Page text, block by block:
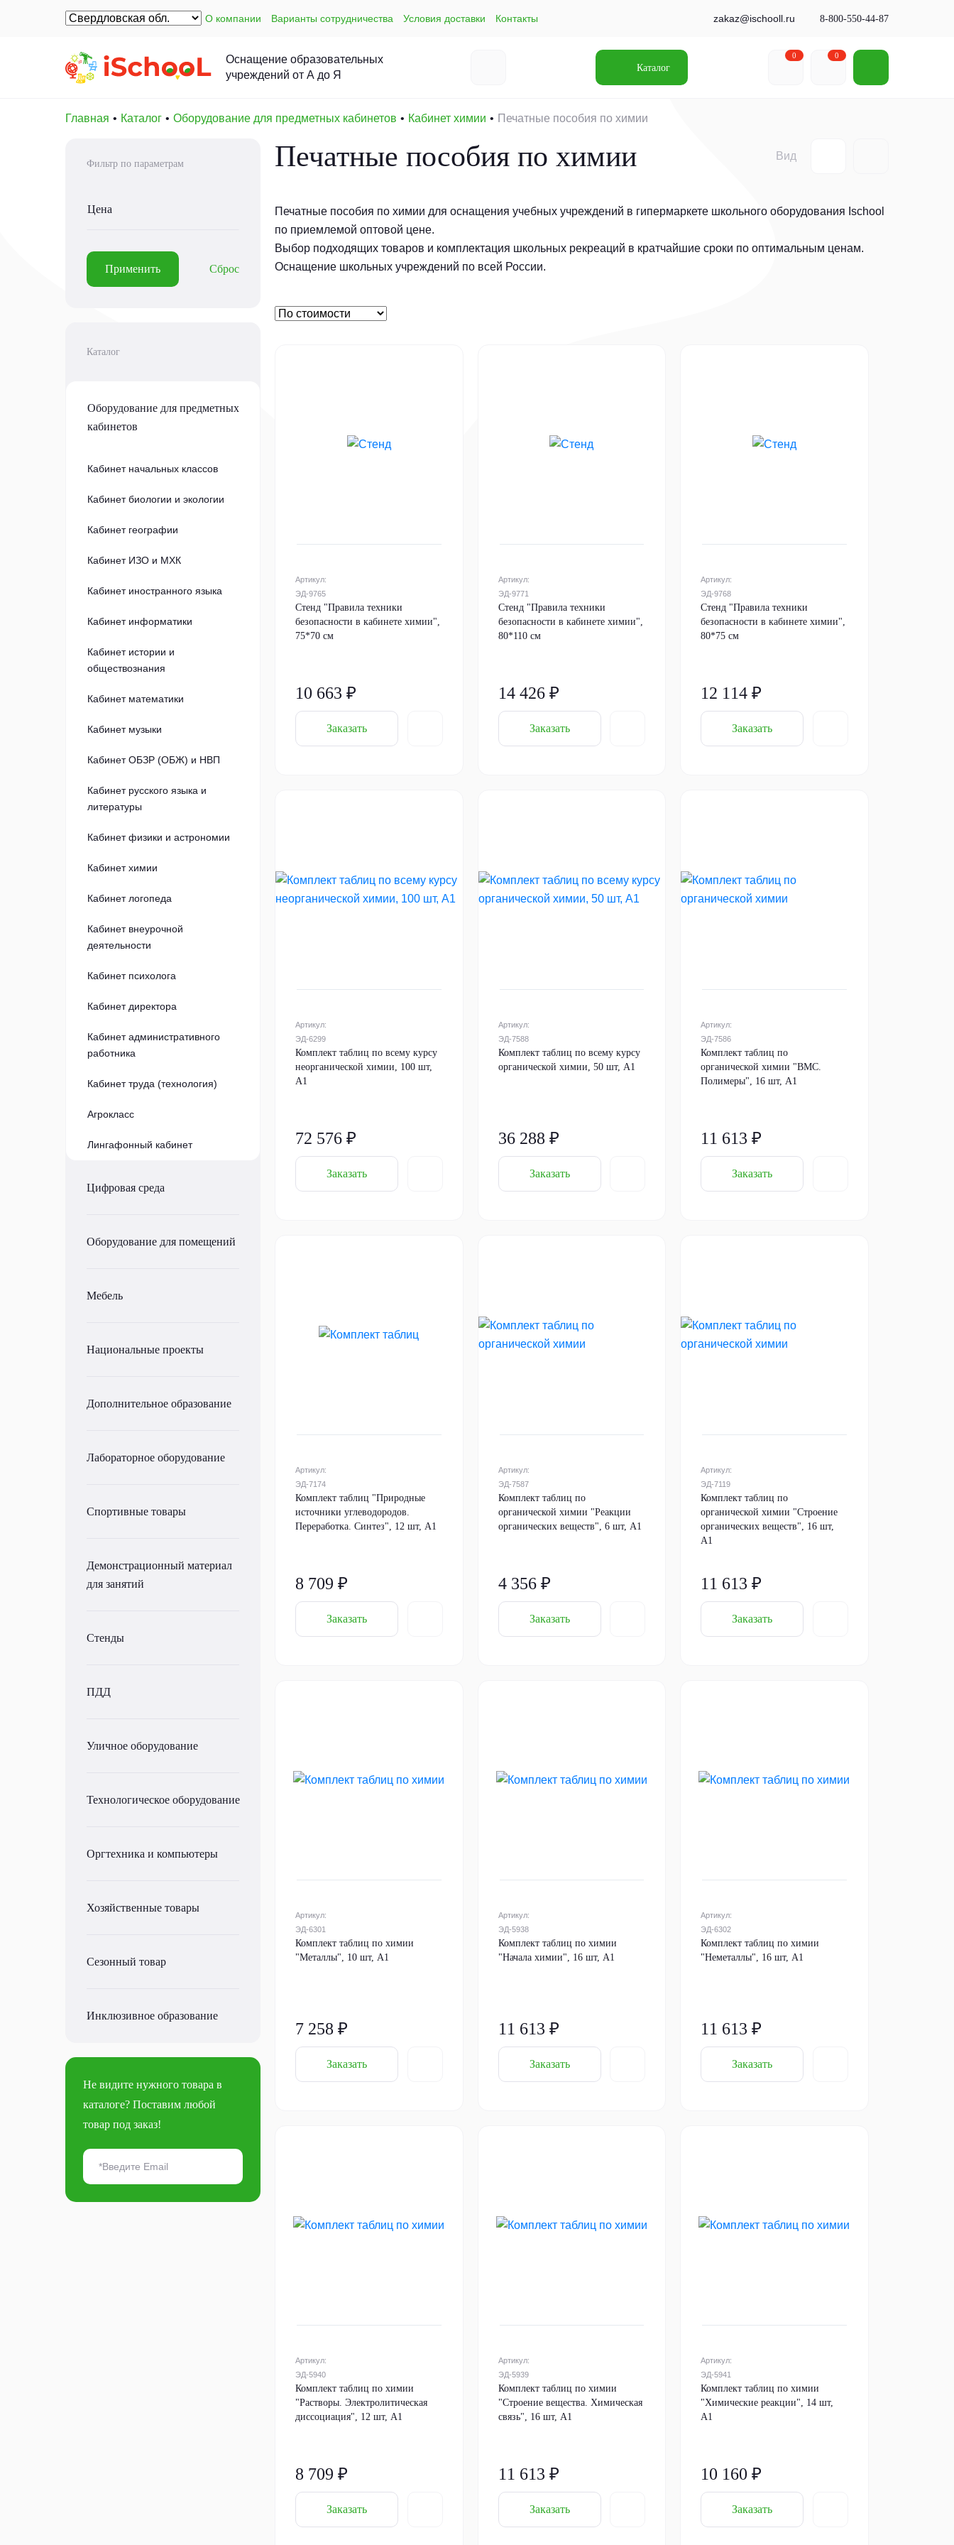
О компании Варианты сотрудничества Условия доставки Контакты zakaz@ischooll.ru 8-800-550-44-87
Оснащение образовательных
учреждений от А до Я
Каталог
0 0
Главная Каталог Оборудование для предметных кабинетов Кабинет химии Печатные пособия по химии
Фильтр по параметрам
Цена
Применить Сброс
Каталог
Оборудование для предметных
кабинетов
Кабинет начальных классов
Кабинет биологии и экологии
Кабинет географии
Кабинет ИЗО и МХК
Кабинет иностранного языка
Кабинет информатики
Кабинет истории и
обществознания
Кабинет математики
Кабинет музыки
Кабинет ОБЗР (ОБЖ) и НВП
Кабинет русского языка и
литературы
Кабинет физики и астрономии
Кабинет химии
Кабинет логопеда
Кабинет внеурочной
деятельности
Кабинет психолога
Кабинет директора
Кабинет административного
работника
Кабинет труда (технология)
Агрокласс
Лингафонный кабинет
Цифровая среда
Оборудование для помещений
Мебель
Национальные проекты
Дополнительное образование
Лабораторное оборудование
Спортивные товары
Демонстрационный материал
для занятий
Стенды
ПДД
Уличное оборудование
Технологическое оборудование
Оргтехника и компьютеры
Хозяйственные товары
Сезонный товар
Инклюзивное образование
Не видите нужного товара в
каталоге? Поставим любой
товар под заказ!
Печатные пособия по химии Вид
Печатные пособия по химии для оснащения учебных учреждений в гипермаркете школьного оборудования Ischool
по приемлемой оптовой цене.
Выбор подходящих товаров и комплектация школьных рекреаций в кратчайшие сроки по оптимальным ценам.
Оснащение школьных учреждений по всей России.
Артикул:
ЭД-9765
Стенд "Правила техники
безопасности в кабинете химии",
75*70 см
10 663 ₽
Заказать
Артикул:
ЭД-9771
Стенд "Правила техники
безопасности в кабинете химии",
80*110 см
14 426 ₽
Заказать
Артикул:
ЭД-9768
Стенд "Правила техники
безопасности в кабинете химии",
80*75 см
12 114 ₽
Заказать
Артикул:
ЭД-6299
Комплект таблиц по всему курсу
неорганической химии, 100 шт,
А1
72 576 ₽
Заказать
Артикул:
ЭД-7588
Комплект таблиц по всему курсу
органической химии, 50 шт, А1
36 288 ₽
Заказать
Артикул:
ЭД-7586
Комплект таблиц по
органической химии "ВМС.
Полимеры", 16 шт, А1
11 613 ₽
Заказать
Артикул:
ЭД-7174
Комплект таблиц "Природные
источники углеводородов.
Переработка. Синтез", 12 шт, А1
8 709 ₽
Заказать
Артикул:
ЭД-7587
Комплект таблиц по
органической химии "Реакции
органических веществ", 6 шт, А1
4 356 ₽
Заказать
Артикул:
ЭД-7119
Комплект таблиц по
органической химии "Строение
органических веществ", 16 шт,
А1
11 613 ₽
Заказать
Артикул:
ЭД-6301
Комплект таблиц по химии
"Металлы", 10 шт, А1
7 258 ₽
Заказать
Артикул:
ЭД-5938
Комплект таблиц по химии
"Начала химии", 16 шт, А1
11 613 ₽
Заказать
Артикул:
ЭД-6302
Комплект таблиц по химии
"Неметаллы", 16 шт, А1
11 613 ₽
Заказать
Артикул:
ЭД-5940
Комплект таблиц по химии
"Растворы. Электролитическая
диссоциация", 12 шт, А1
8 709 ₽
Заказать
Артикул:
ЭД-5939
Комплект таблиц по химии
"Строение вещества. Химическая
связь", 16 шт, А1
11 613 ₽
Заказать
Артикул:
ЭД-5941
Комплект таблиц по химии
"Химические реакции", 14 шт,
А1
10 160 ₽
Заказать